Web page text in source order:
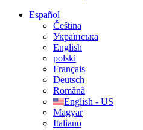
Español
Čeština
Українська
English
polski
Français
Deutsch
Română
English - US
Magyar
Italiano